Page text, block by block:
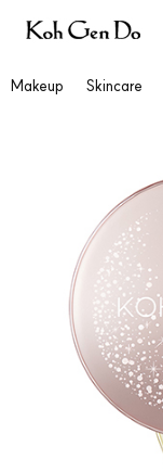
Makeup Skincare